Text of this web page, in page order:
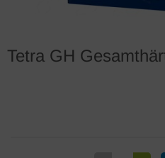
Tetra GH